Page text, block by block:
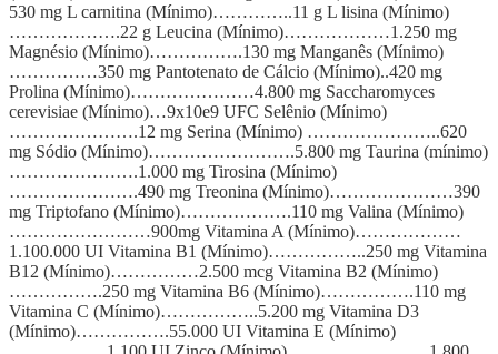
530 mg L carnitina (Mínimo)…………..11 g L lisina (Mínimo)
……………….22 g Leucina (Mínimo)………………1.250 mg
Magnésio (Mínimo)…………….130 mg Manganês (Mínimo)
……………350 mg Pantotenato de Cálcio (Mínimo)..420 mg
Prolina (Mínimo)…………………4.800 mg Saccharomyces
cerevisiae (Mínimo)…9x10e9 UFC Selênio (Mínimo)
………………….12 mg Serina (Mínimo) …………………..620
mg Sódio (Mínimo)…………………….5.800 mg Taurina (mínimo)
………………….1.000 mg Tirosina (Mínimo)
………………….490 mg Treonina (Mínimo)…………………390
mg Triptofano (Mínimo)……………….110 mg Valina (Mínimo)
……………………900mg Vitamina A (Mínimo)………………
1.100.000 UI Vitamina B1 (Mínimo)……………..250 mg Vitamina
B12 (Mínimo)……………2.500 mcg Vitamina B2 (Mínimo)
…………….250 mg Vitamina B6 (Mínimo)…………….110 mg
Vitamina C (Mínimo)……………..5.200 mg Vitamina D3
(Mínimo)…………….55.000 UI Vitamina E (Mínimo)